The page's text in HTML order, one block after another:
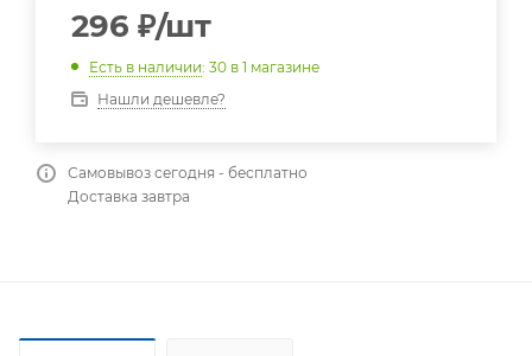
296 ₽/шт
Есть в наличии: 30 в 1 магазине
Нашли дешевле?
Самовывоз сегодня - бесплатно
Доставка завтра